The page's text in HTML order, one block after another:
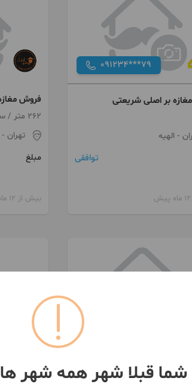
091234***79
بر اصلی شریعتی
- الهیه
توافقی
لوکس
262 متر / ساخت 1393
تهران-
مبلغ
بیش از 12 ماه پیش
ساخت 1386
شما قبلا شهر همه شهر ها